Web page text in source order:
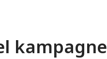
kampagne